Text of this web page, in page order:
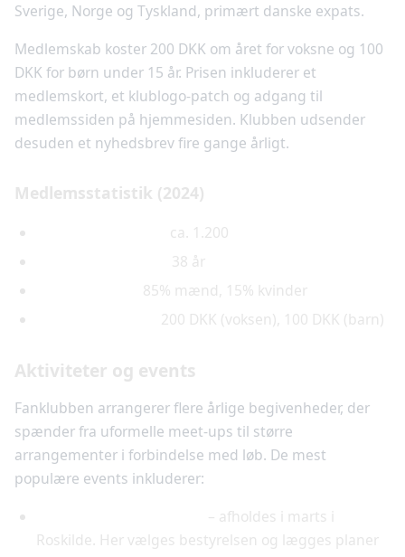
Sverige, Norge og Tyskland, primært danske expats.
Medlemskab koster 200 DKK om året for voksne og 100
DKK for børn under 15 år. Prisen inkluderer et
medlemskort, et klublogo-patch og adgang til
medlemssiden på hjemmesiden. Klubben udsender
desuden et nyhedsbrev fire gange årligt.
Medlemsstatistik (2024)
ca. 1.200
38 år
85% mænd, 15% kvinder
200 DKK (voksen), 100 DKK (barn)
Aktiviteter og events
Fanklubben arrangerer flere årlige begivenheder, der
spænder fra uformelle meet-ups til større
arrangementer i forbindelse med løb. De mest
populære events inkluderer:
– afholdes i marts i
Roskilde. Her vælges bestyrelsen og lægges planer